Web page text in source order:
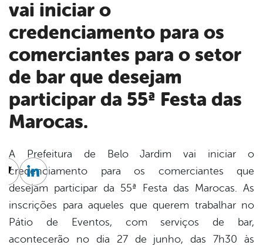
vai iniciar o
credenciamento para os
comerciantes para o setor
de bar que desejam
participar da 55ª Festa das
Marocas.
A Prefeitura de Belo Jardim vai iniciar o
credenciamento para os comerciantes que
desejam participar da 55ª Festa das Marocas. As
inscrições para aqueles que querem trabalhar no
Pátio de Eventos, com serviços de bar,
acontecerão no dia 27 de junho, das 7h30 às
Twitter
Linkedin